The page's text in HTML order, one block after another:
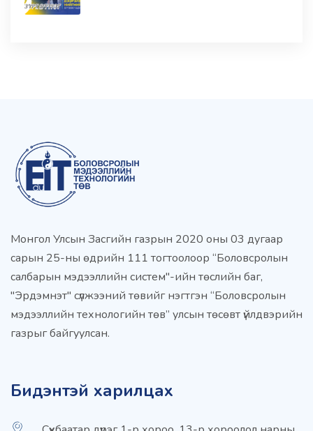
Монгол Улсын Засгийн газрын 2020 оны 03 дугаар
сарын 25-ны өдрийн 111 тогтоолоор “Боловсролын
салбарын мэдээллийн систем"-ийн төслийн баг,
"Эрдэмнэт" сүлжээний төвийг нэгтгэн “Боловсролын
мэдээллийн технологийн төв” улсын төсөвт үйлдвэрийн
газрыг байгуулсан.
Бидэнтэй харилцах